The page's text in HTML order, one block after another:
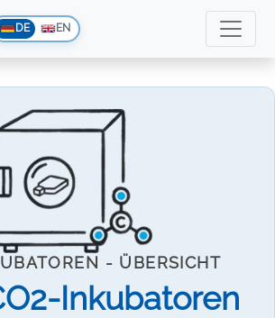
DE EN
- ÜBERSICHT
Inkubatoren